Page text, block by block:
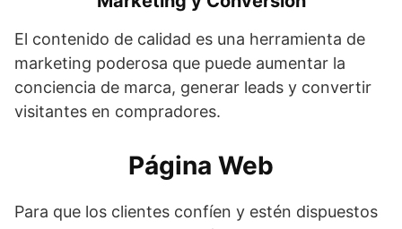
El contenido de calidad es una herramienta de
marketing poderosa que puede aumentar la
conciencia de marca, generar leads y convertir
visitantes en compradores.
Página Web
Para que los clientes confíen y estén dispuestos